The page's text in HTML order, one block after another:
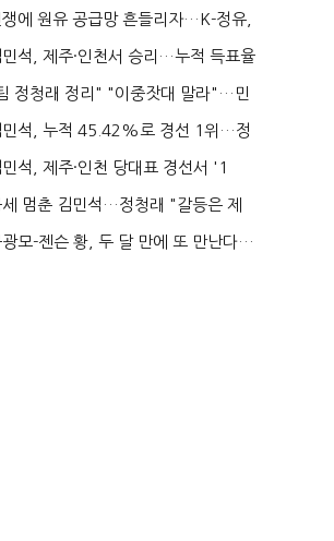
추가투표 때리기...
쟁에 원유 공급망 흔들리자…K-정유,
너지안보 핵심...
민석, 제주·인천서 승리…누적 득표율
탈환'(종합)...
정청래 정리" "이중잣대 말라"…민
최고위원 계파 다...
민석, 누적 45.42%로 경선 1위…정
래와 격차 0.86%p(...
민석, 제주·인천 당대표 경선서 '1
'(1보)...
멈춘 김민석…정청래 "갈등은 제
수습"
광모-젠슨 황, 두 달 만에 또 만난다…